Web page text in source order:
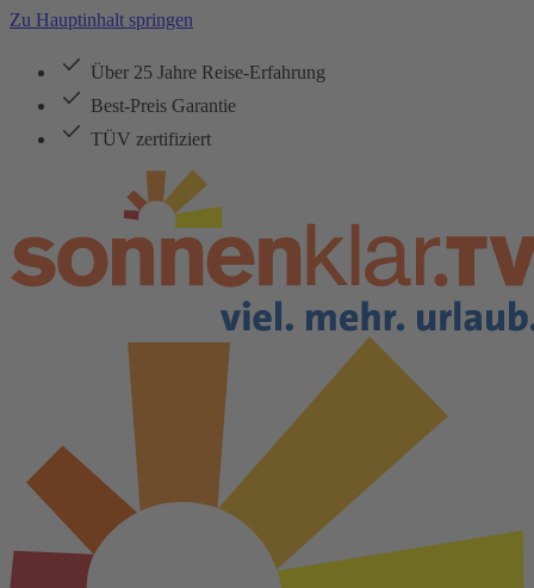
Zu Hauptinhalt springen
Über 25 Jahre Reise-Erfahrung
Best-Preis Garantie
TÜV zertifiziert